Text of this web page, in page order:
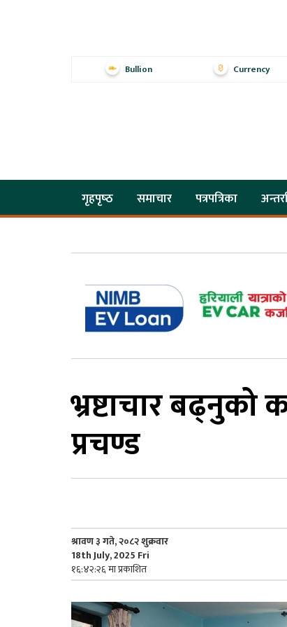
Bullion Currency
गृहपृष्‍ठ समाचार पत्रपत्रिका
भ्रष्टाचार बढ्नुको
प्रचण्ड
श्रावण ३ गते, २०८२ शुक्रवार
18th July, 2025 Fri
१६:४२:२६ मा प्रकाशित